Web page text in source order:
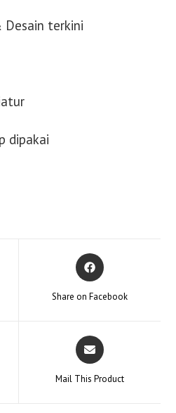
terkini
dipakai
Opens
in
new
Share on Facebook
Opens
in
new
Mail This Product